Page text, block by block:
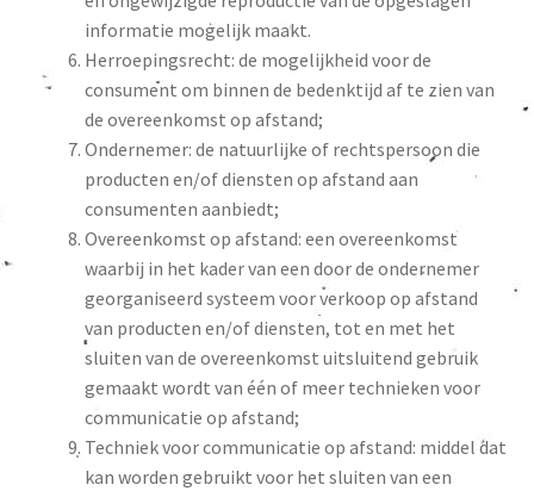
informatie mogelijk maakt.
Herroepingsrecht: de mogelijkheid voor de
consument om binnen de bedenktijd af te zien van
de overeenkomst op afstand;
Ondernemer: de natuurlijke of rechtspersoon die
producten en/of diensten op afstand aan
consumenten aanbiedt;
Overeenkomst op afstand: een overeenkomst
waarbij in het kader van een door de ondernemer
georganiseerd systeem voor verkoop op afstand
van producten en/of diensten, tot en met het
sluiten van de overeenkomst uitsluitend gebruik
gemaakt wordt van één of meer technieken voor
communicatie op afstand;
Techniek voor communicatie op afstand: middel dat
kan worden gebruikt voor het sluiten van een